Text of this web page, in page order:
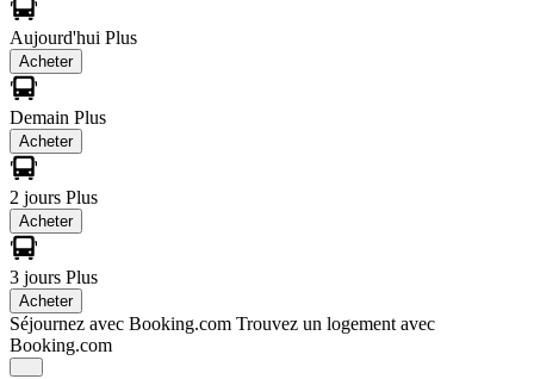
Aujourd'hui Plus
Acheter
Demain Plus
Acheter
2 jours Plus
Acheter
3 jours Plus
Acheter
Séjournez avec Booking.com Trouvez un logement avec
Booking.com